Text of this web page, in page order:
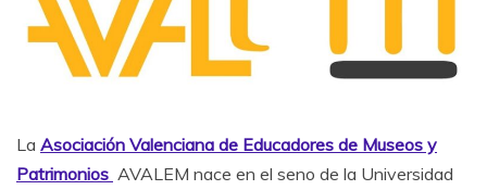
La Asociación Valenciana de Educadores de Museos y
Patrimonios AVALEM nace en el seno de la Universidad